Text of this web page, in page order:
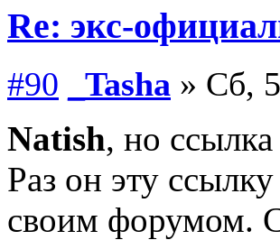
Re: экс-
#90 _Tasha » Сб,
Natish, но
Раз он эту
своим форумом.